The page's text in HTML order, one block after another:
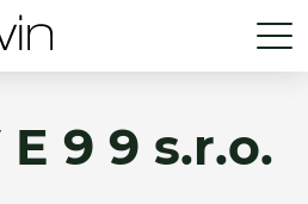
E 9 9 s.r.o.